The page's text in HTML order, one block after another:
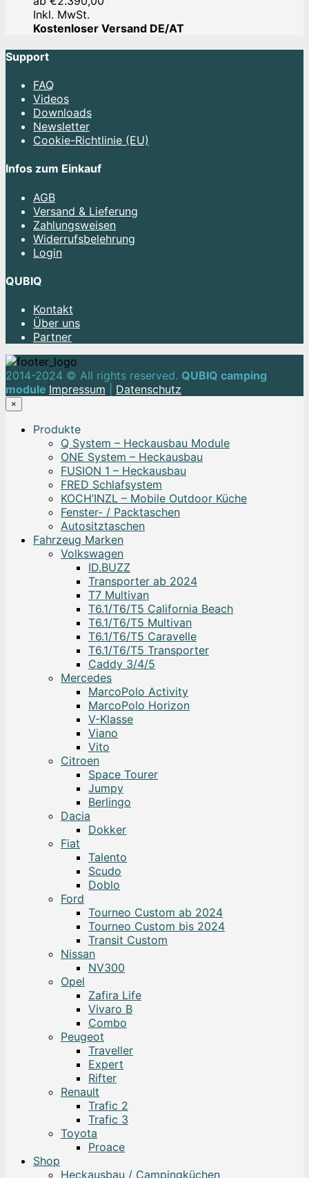
Inkl. MwSt.
Kostenloser Versand DE/AT
Support
FAQ
Videos
Downloads
Newsletter
Cookie-Richtlinie (EU)
Infos zum Einkauf
AGB
Versand & Lieferung
Zahlungsweisen
Widerrufsbelehrung
Login
QUBIQ
Kontakt
Über uns
Partner
2014-2024 © All rights reserved. QUBIQ camping
module Impressum Datenschutz
×
Produkte
Q System – Heckausbau Module
ONE System – Heckausbau
FUSION 1 – Heckausbau
FRED Schlafsystem
KOCH’INZL – Mobile Outdoor Küche
Fenster- / Packtaschen
Autositztaschen
Fahrzeug Marken
Volkswagen
ID.BUZZ
Transporter ab 2024
T7 Multivan
T6.1/T6/T5 California Beach
T6.1/T6/T5 Multivan
T6.1/T6/T5 Caravelle
T6.1/T6/T5 Transporter
Caddy 3/4/5
Mercedes
MarcoPolo Activity
MarcoPolo Horizon
V-Klasse
Viano
Vito
Citroen
Space Tourer
Jumpy
Berlingo
Dacia
Dokker
Fiat
Talento
Scudo
Doblo
Ford
Tourneo Custom ab 2024
Tourneo Custom bis 2024
Transit Custom
Nissan
NV300
Opel
Zafira Life
Vivaro B
Combo
Peugeot
Traveller
Expert
Rifter
Renault
Trafic 2
Trafic 3
Toyota
Proace
Shop
Heckausbau / Campingküchen